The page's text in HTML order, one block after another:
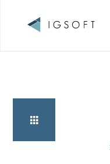
Navigation